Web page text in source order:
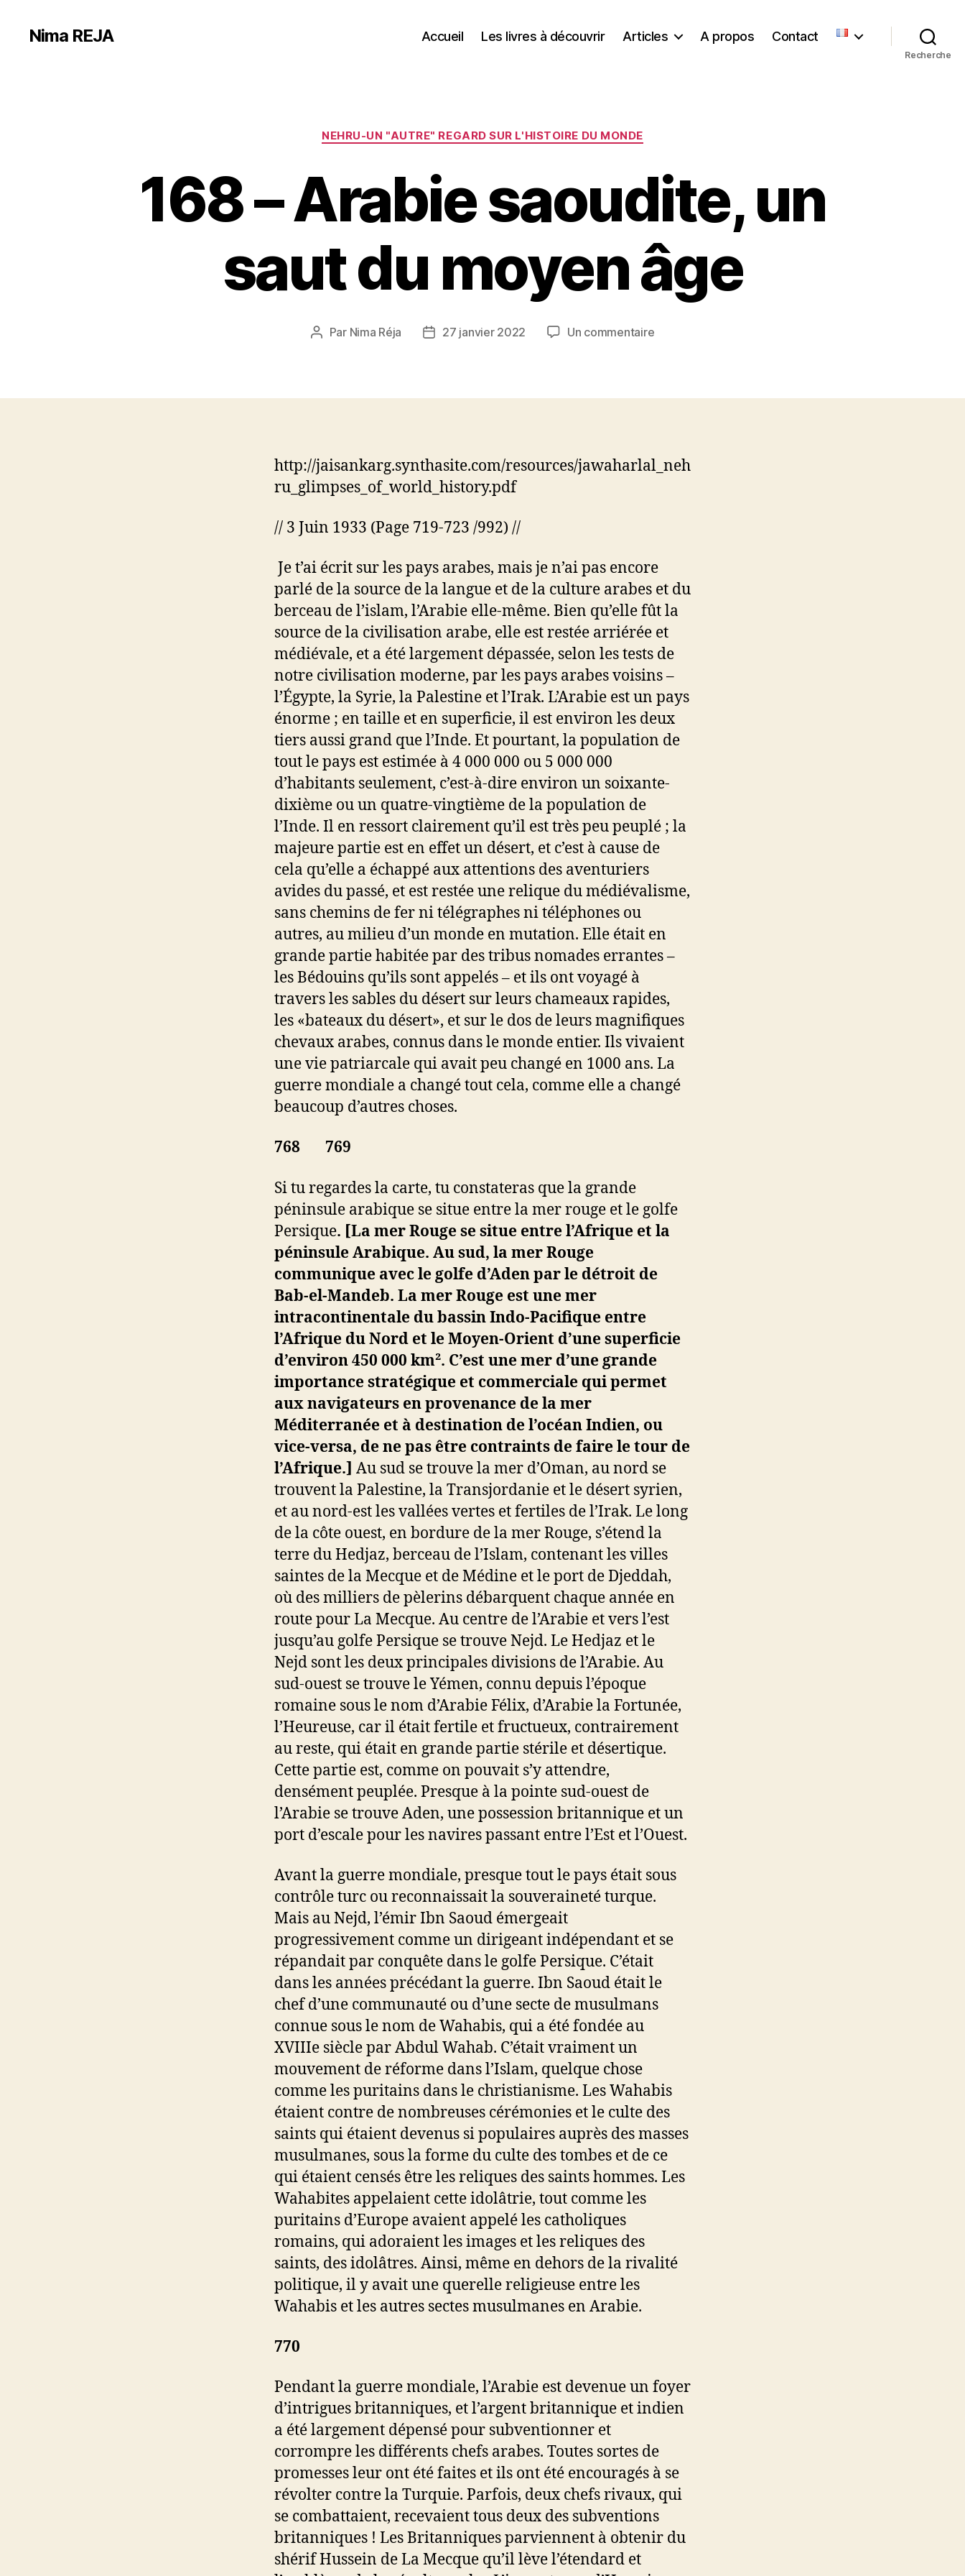
Nima REJA Accueil Les livres à découvrir Articles A propos Contact
Recherche
Catégories
NEHRU-UN "AUTRE" REGARD SUR L'HISTOIRE DU MONDE
168 – Arabie saoudite, un
saut du moyen âge
Auteur
Par Nima Réja
Date27 janvier 2022 Un commentairesur
saoudite,
moyen
http://jaisankarg.synthasite.com/resources/jawaharlal_neh
ru_glimpses_of_world_history.pdf
// 3 Juin 1933 (Page 719-723 /992) //
Je t’ai écrit sur les pays arabes, mais je n’ai pas encore
parlé de la source de la langue et de la culture arabes et du
berceau de l’islam, l’Arabie elle-même. Bien qu’elle fût la
source de la civilisation arabe, elle est restée arriérée et
médiévale, et a été largement dépassée, selon les tests de
notre civilisation moderne, par les pays arabes voisins –
l’Égypte, la Syrie, la Palestine et l’Irak. L’Arabie est un pays
énorme ; en taille et en superficie, il est environ les deux
tiers aussi grand que l’Inde. Et pourtant, la population de
tout le pays est estimée à 4 000 000 ou 5 000 000
d’habitants seulement, c’est-à-dire environ un soixante-
dixième ou un quatre-vingtième de la population de
l’Inde. Il en ressort clairement qu’il est très peu peuplé ; la
majeure partie est en effet un désert, et c’est à cause de
cela qu’elle a échappé aux attentions des aventuriers
avides du passé, et est restée une relique du médiévalisme,
sans chemins de fer ni télégraphes ni téléphones ou
autres, au milieu d’un monde en mutation. Elle était en
grande partie habitée par des tribus nomades errantes –
les Bédouins qu’ils sont appelés – et ils ont voyagé à
travers les sables du désert sur leurs chameaux rapides,
les «bateaux du désert», et sur le dos de leurs magnifiques
chevaux arabes, connus dans le monde entier. Ils vivaient
une vie patriarcale qui avait peu changé en 1000 ans. La
guerre mondiale a changé tout cela, comme elle a changé
beaucoup d’autres choses.
768 769
Si tu regardes la carte, tu constateras que la grande
péninsule arabique se situe entre la mer rouge et le golfe
Persique. [La mer Rouge se situe entre l’Afrique et la
péninsule Arabique. Au sud, la mer Rouge
communique avec le golfe d’Aden par le détroit de
Bab-el-Mandeb. La mer Rouge est une mer
intracontinentale du bassin Indo-Pacifique entre
l’Afrique du Nord et le Moyen-Orient d’une superficie
d’environ 450 000 km². C’est une mer d’une grande
importance stratégique et commerciale qui permet
aux navigateurs en provenance de la mer
Méditerranée et à destination de l’océan Indien, ou
vice-versa, de ne pas être contraints de faire le tour de
l’Afrique.] Au sud se trouve la mer d’Oman, au nord se
trouvent la Palestine, la Transjordanie et le désert syrien,
et au nord-est les vallées vertes et fertiles de l’Irak. Le long
de la côte ouest, en bordure de la mer Rouge, s’étend la
terre du Hedjaz, berceau de l’Islam, contenant les villes
saintes de la Mecque et de Médine et le port de Djeddah,
où des milliers de pèlerins débarquent chaque année en
route pour La Mecque. Au centre de l’Arabie et vers l’est
jusqu’au golfe Persique se trouve Nejd. Le Hedjaz et le
Nejd sont les deux principales divisions de l’Arabie. Au
sud-ouest se trouve le Yémen, connu depuis l’époque
romaine sous le nom d’Arabie Félix, d’Arabie la Fortunée,
l’Heureuse, car il était fertile et fructueux, contrairement
au reste, qui était en grande partie stérile et désertique.
Cette partie est, comme on pouvait s’y attendre,
densément peuplée. Presque à la pointe sud-ouest de
l’Arabie se trouve Aden, une possession britannique et un
port d’escale pour les navires passant entre l’Est et l’Ouest.
Avant la guerre mondiale, presque tout le pays était sous
contrôle turc ou reconnaissait la souveraineté turque.
Mais au Nejd, l’émir Ibn Saoud émergeait
progressivement comme un dirigeant indépendant et se
répandait par conquête dans le golfe Persique. C’était
dans les années précédant la guerre. Ibn Saoud était le
chef d’une communauté ou d’une secte de musulmans
connue sous le nom de Wahabis, qui a été fondée au
XVIIIe siècle par Abdul Wahab. C’était vraiment un
mouvement de réforme dans l’Islam, quelque chose
comme les puritains dans le christianisme. Les Wahabis
étaient contre de nombreuses cérémonies et le culte des
saints qui étaient devenus si populaires auprès des masses
musulmanes, sous la forme du culte des tombes et de ce
qui étaient censés être les reliques des saints hommes. Les
Wahabites appelaient cette idolâtrie, tout comme les
puritains d’Europe avaient appelé les catholiques
romains, qui adoraient les images et les reliques des
saints, des idolâtres. Ainsi, même en dehors de la rivalité
politique, il y avait une querelle religieuse entre les
Wahabis et les autres sectes musulmanes en Arabie.
770
Pendant la guerre mondiale, l’Arabie est devenue un foyer
d’intrigues britanniques, et l’argent britannique et indien
a été largement dépensé pour subventionner et
corrompre les différents chefs arabes. Toutes sortes de
promesses leur ont été faites et ils ont été encouragés à se
révolter contre la Turquie. Parfois, deux chefs rivaux, qui
se combattaient, recevaient tous deux des subventions
britanniques ! Les Britanniques parviennent à obtenir du
shérif Hussein de La Mecque qu’il lève l’étendard et